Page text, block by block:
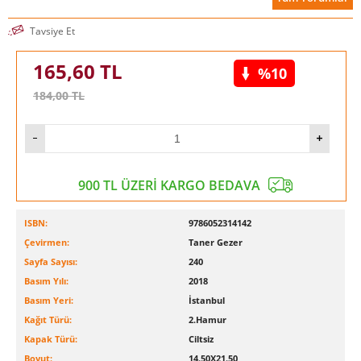
Tavsiye Et
165,60 TL
184,00TL
%10
900 TL ÜZERİ KARGO BEDAVA
ISBN:
9786052314142
Çevirmen:
Taner Gezer
Sayfa Sayısı:
240
Basım Yılı:
2018
Basım Yeri:
İstanbul
Kağıt Türü:
2.Hamur
Kapak Türü:
Ciltsiz
Boyut:
14.50X21.50